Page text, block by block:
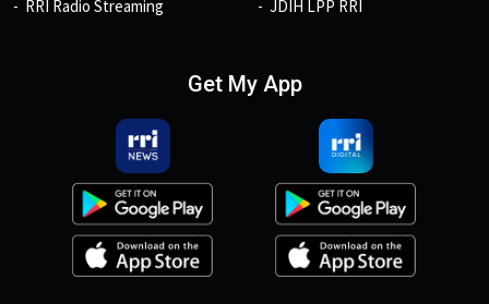
RRI Radio Streaming
JDIH LPP RRI
Get My App